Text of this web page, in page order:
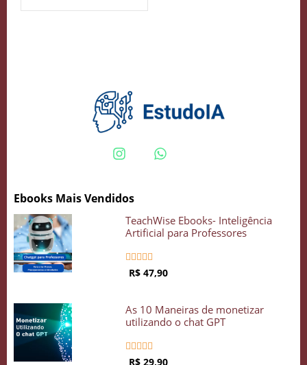
Ebooks Mais Vendidos
TeachWise Ebooks- Inteligência
Artificial para Professores
    
R$ 47,90
As 10 Maneiras de monetizar
utilizando o chat GPT
    
R$ 29,90
Crie seu Avatar com Inteligência Artificial
Vidgenie